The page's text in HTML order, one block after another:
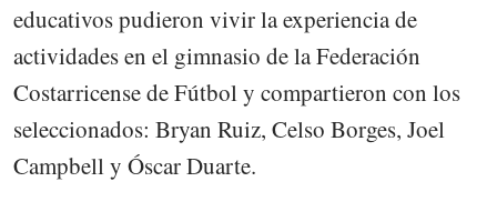
educativos pudieron vivir la experiencia de
actividades en el gimnasio de la Federación
Costarricense de Fútbol y compartieron con los
seleccionados: Bryan Ruiz, Celso Borges, Joel
Campbell y Óscar Duarte.